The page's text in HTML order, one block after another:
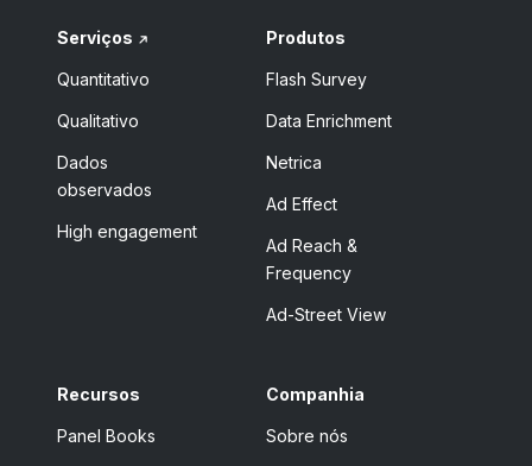
Serviços
Quantitativo
Qualitativo
Dados
observados
High engagement
Produtos
Flash Survey
Data Enrichment
Netrica
Ad Effect
Ad Reach &
Frequency
Ad-Street View
Recursos
Panel Books
Companhia
Sobre nós